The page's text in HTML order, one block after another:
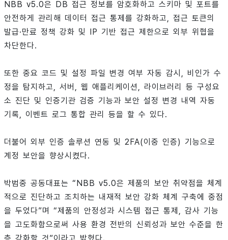
NBB v5.0은 DB 접근 정보를 암호화하고 스키마 및 포트를
안전하게 관리해 데이터 접근 통제를 강화하고, 접근 토큰의
발급·만료 정책 강화 및 IP 기반 접근 제한으로 외부 위협을
차단한다.
또한 중요 코드 및 설정 파일 변경 여부 자동 감시, 비인가 수
정을 탐지하고, 서버, 웹 애플리케이션, 라이브러리 등 구성요
소 진단 및 인증기관 검증 기능과 보안 설정 변경 내역 자동
기록, 이벤트 로그 통합 관리 등을 할 수 있다.
더불어 외부 인증 솔루션 연동 및 2FA(이중 인증) 기능으로
계정 보안을 향상시켰다.
박범중 공동대표는 “NBB v5.0은 제품의 보안 취약점을 체계
적으로 진단하고 조치하는 내재적 보안 강화 체계 구축에 중점
을 두었다”며 “제품의 안정성과 시스템 접근 통제, 감사 기능
을 고도화함으로써 사용 환경 전반의 신뢰성과 보안 수준을 한